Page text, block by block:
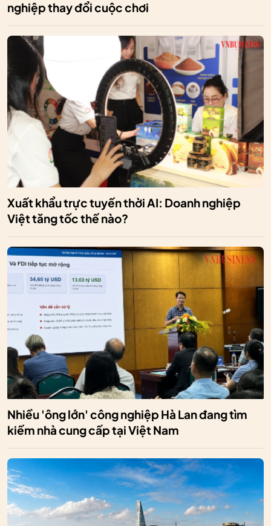
nghiệp thay đổi cuộc chơi
Xuất khẩu trực tuyến thời AI: Doanh nghiệp
Việt tăng tốc thế nào?
Nhiều 'ông lớn' công nghiệp Hà Lan đang tìm
kiếm nhà cung cấp tại Việt Nam